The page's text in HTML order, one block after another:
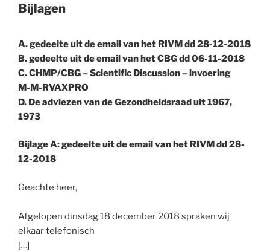
Bijlagen
A. gedeelte uit de email van het RIVM dd 28-12-2018
B. gedeelte uit de email van het CBG dd 06-11-2018
C. CHMP/CBG – Scientific Discussion – invoering
M-M-RVAXPRO
D. De adviezen van de Gezondheidsraad uit 1967,
1973
Bijlage A: gedeelte uit de email van het RIVM dd 28-
12-2018
Geachte heer,
Afgelopen dinsdag 18 december 2018 spraken wij
elkaar telefonisch
[…]